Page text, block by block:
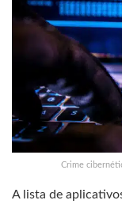
Crime
A lista de